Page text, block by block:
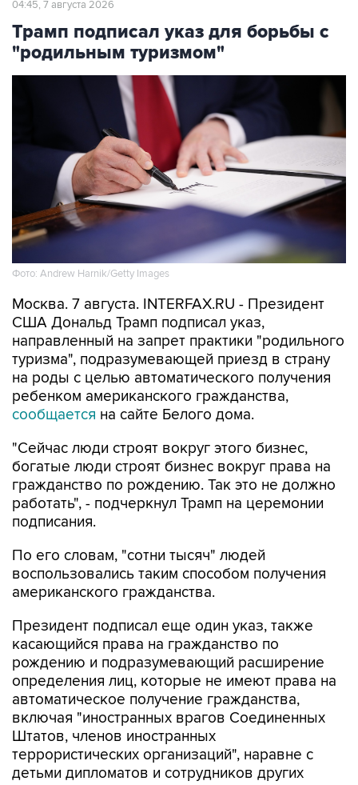
04:45, 7 августа 2026
Трамп подписал указ для борьбы с
"родильным туризмом"
Фото: Andrew Harnik/Getty Images
Москва. 7 августа. INTERFAX.RU - Президент
США Дональд Трамп подписал указ,
направленный на запрет практики "родильного
туризма", подразумевающей приезд в страну
на роды с целью автоматического получения
ребенком американского гражданства,
сообщается на сайте Белого дома.
"Сейчас люди строят вокруг этого бизнес,
богатые люди строят бизнес вокруг права на
гражданство по рождению. Так это не должно
работать", - подчеркнул Трамп на церемонии
подписания.
По его словам, "сотни тысяч" людей
воспользовались таким способом получения
американского гражданства.
Президент подписал еще один указ, также
касающийся права на гражданство по
рождению и подразумевающий расширение
определения лиц, которые не имеют права на
автоматическое получение гражданства,
включая "иностранных врагов Соединенных
Штатов, членов иностранных
террористических организаций", наравне с
детьми дипломатов и сотрудников других